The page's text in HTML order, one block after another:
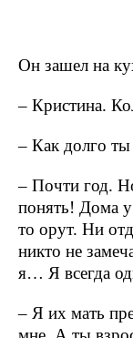
Он зашел на
– Кристина.
– Как долго
– Почти год.
понять! Дома у
то орут. Ни
никто не
я… Я всегда
– Я их мать